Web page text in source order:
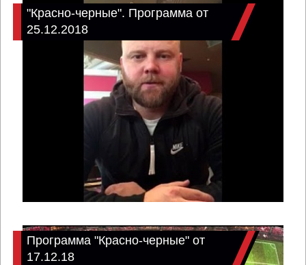
"Красно-черные". Программа от
25.12.2018
Программа "Красно-черные" от
17.12.18